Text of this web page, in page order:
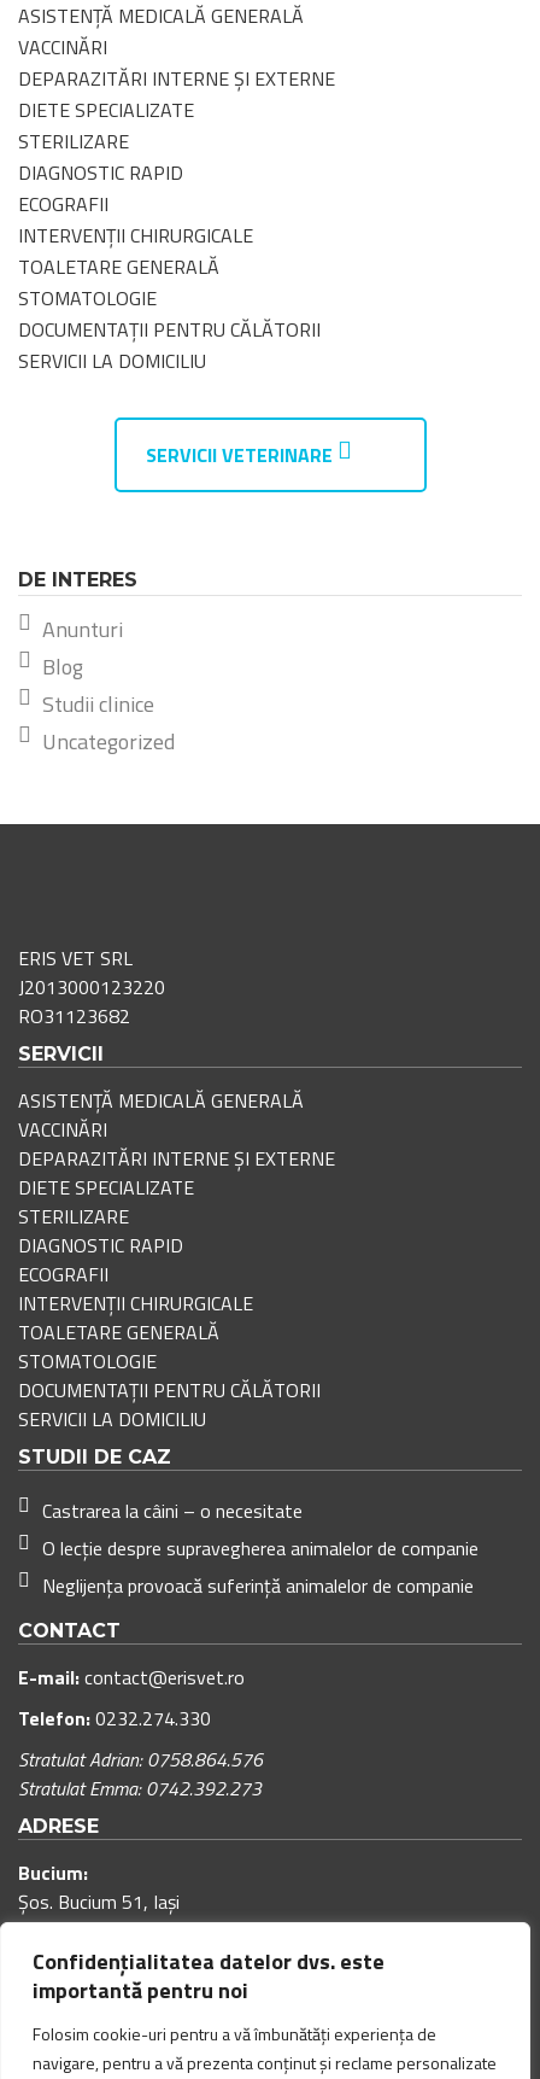
Confidențialitatea datelor dvs. este
importantă pentru noi
Folosim cookie-uri pentru a vă îmbunătăți experiența de
navigare, pentru a vă prezenta conținut și reclame personalizate
ASISTENȚĂ MEDICALĂ GENERALĂ
VACCINĂRI
DEPARAZITĂRI INTERNE ȘI EXTERNE
DIETE SPECIALIZATE
STERILIZARE
DIAGNOSTIC RAPID
ECOGRAFII
INTERVENȚII CHIRURGICALE
TOALETARE GENERALĂ
STOMATOLOGIE
DOCUMENTAȚII PENTRU CĂLĂTORII
SERVICII LA DOMICILIU
SERVICII VETERINARE
DE INTERES
Anunturi
Blog
Studii clinice
Uncategorized
ERIS VET SRL
J2013000123220
RO31123682
SERVICII
ASISTENȚĂ MEDICALĂ GENERALĂ
VACCINĂRI
DEPARAZITĂRI INTERNE ȘI EXTERNE
DIETE SPECIALIZATE
STERILIZARE
DIAGNOSTIC RAPID
ECOGRAFII
INTERVENȚII CHIRURGICALE
TOALETARE GENERALĂ
STOMATOLOGIE
DOCUMENTAȚII PENTRU CĂLĂTORII
SERVICII LA DOMICILIU
STUDII DE CAZ
Castrarea la câini – o necesitate
O lecție despre supravegherea animalelor de companie
Neglijența provoacă suferință animalelor de companie
CONTACT
E-mail:contact@erisvet.ro
Telefon:0232.274.330
Stratulat Adrian: 0758.864.576
Stratulat Emma: 0742.392.273
ADRESE
Bucium:
Șos. Bucium 51, Iași
Luni – Vineri: 900– 1800(pauza de masa: 12:00 – 12:30)
Sâmbăta: 900– 1500(pauza de masa: 12:00 – 12:30)